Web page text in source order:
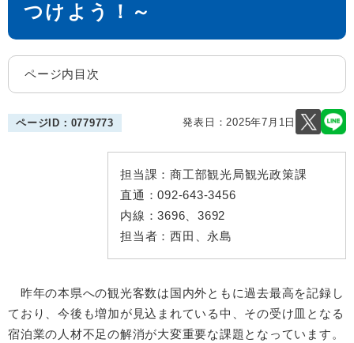
つけよう！～
ページ内目次
ページID：0779773 発表日：2025年7月1日
担当課： 商工部観光局観光政策課
直通：092-643-3456
内線：3696、3692
担当者： 西田、永島
昨年の本県への観光客数は国内外ともに過去最高を記録し
ており、今後も増加が見込まれている中、その受け皿となる
宿泊業の人材不足の解消が大変重要な課題となっています。